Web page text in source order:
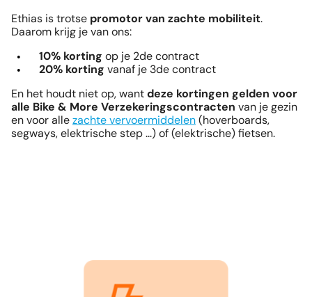
Ethias is trotse promotor van zachte mobiliteit.
Daarom krijg je van ons:
10% korting op je 2de contract
20% korting vanaf je 3de contract
En het houdt niet op, wantdeze kortingen gelden voor
alle Bike & More Verzekeringscontracten van je gezin
en voor allezachte vervoermiddelen(hoverboards,
segways, elektrische step ...) of (elektrische) fietsen.